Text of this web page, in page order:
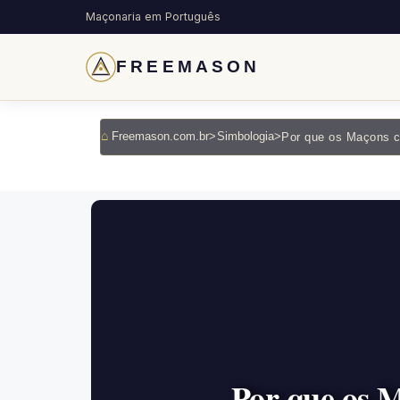
Maçonaria em Português
FREEMASON
Freemason.com.br>Simbologia>